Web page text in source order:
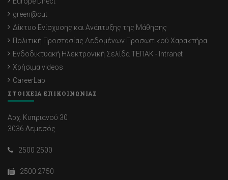
green@cut
Δίκτυο Ενίσχυσης και Ανάπτυξης της Μάθησης
Πολιτική Προστασίας Δεδομένων Προσωπικού Χαρακτήρα
Ενδοδικτυακή Ηλεκτρονική Σελίδα ΤΕΠΑΚ - Intranet
Χρήσιμα videos
CareerLab
ΣΤΟΙΧΕΙΑ ΕΠΙΚΟΙΝΩΝΙΑΣ
Αρχ. Κυπριανού 30
3036 Λεμεσός
2500 2500
2500 2750